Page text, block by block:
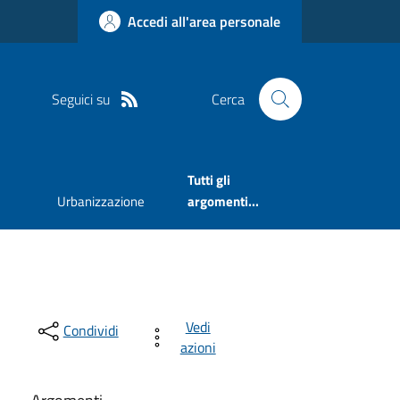
Accedi all'area personale
Seguici su Cerca
Urbanizzazione
Tutti gli
argomenti...
Condividi
Vedi
azioni